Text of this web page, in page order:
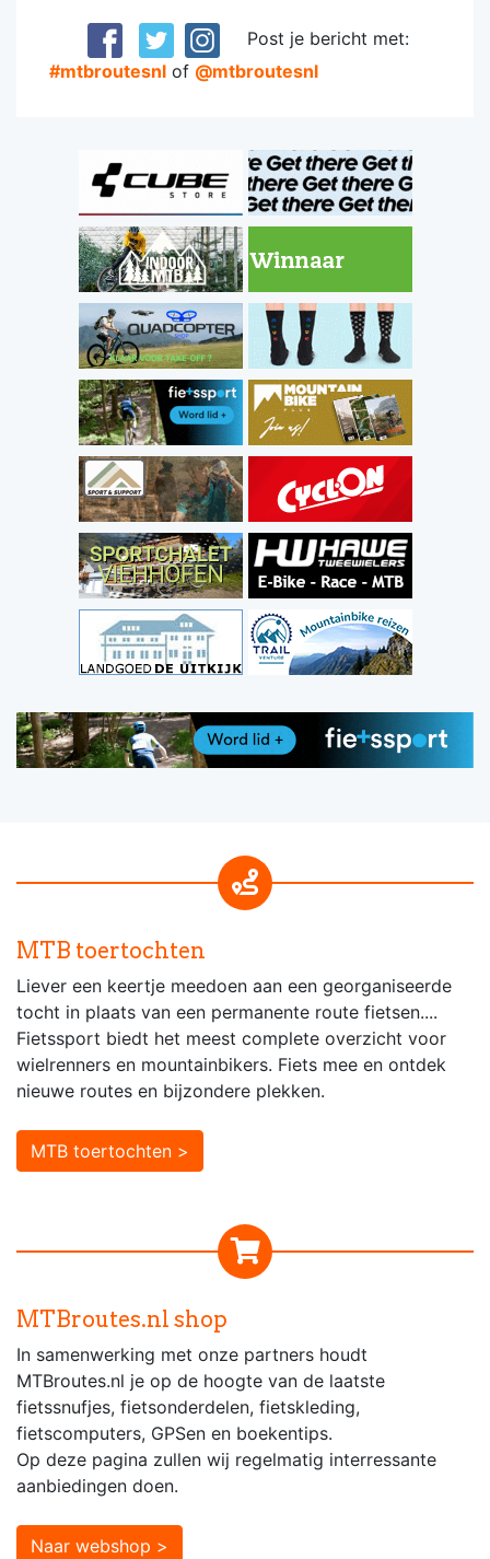
Post je bericht met:
#mtbroutesnl of @mtbroutesnl
MTB toertochten
Liever een keertje meedoen aan een georganiseerde
tocht in plaats van een permanente route fietsen....
Fietssport biedt het meest complete overzicht voor
wielrenners en mountainbikers. Fiets mee en ontdek
nieuwe routes en bijzondere plekken.
MTB toertochten >
MTBroutes.nl shop
In samenwerking met onze partners houdt
MTBroutes.nl je op de hoogte van de laatste
fietssnufjes, fietsonderdelen, fietskleding,
fietscomputers, GPSen en boekentips.
Op deze pagina zullen wij regelmatig interressante
aanbiedingen doen.
Naar webshop >